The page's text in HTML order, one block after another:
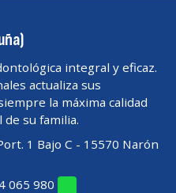
integral y eficaz.
actualiza sus
la máxima calidad
su familia.
1 Bajo C - 15570 Narón
065 980